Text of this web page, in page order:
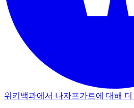
위키백과에서 나자프가르에 대해 더